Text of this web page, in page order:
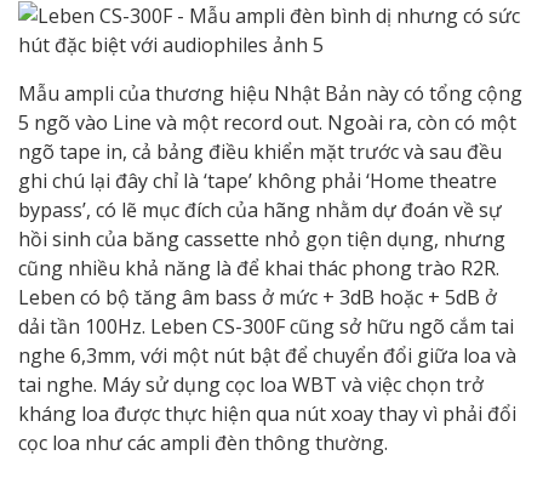
Mẫu ampli của thương hiệu Nhật Bản này có tổng cộng
5 ngõ vào Line và một record out. Ngoài ra, còn có một
ngõ tape in, cả bảng điều khiển mặt trước và sau đều
ghi chú lại đây chỉ là ‘tape’ không phải ‘Home theatre
bypass’, có lẽ mục đích của hãng nhằm dự đoán về sự
hồi sinh của băng cassette nhỏ gọn tiện dụng, nhưng
cũng nhiều khả năng là để khai thác phong trào R2R.
Leben có bộ tăng âm bass ở mức + 3dB hoặc + 5dB ở
dải tần 100Hz. Leben CS-300F cũng sở hữu ngõ cắm tai
nghe 6,3mm, với một nút bật để chuyển đổi giữa loa và
tai nghe. Máy sử dụng cọc loa WBT và việc chọn trở
kháng loa được thực hiện qua nút xoay thay vì phải đổi
cọc loa như các ampli đèn thông thường.